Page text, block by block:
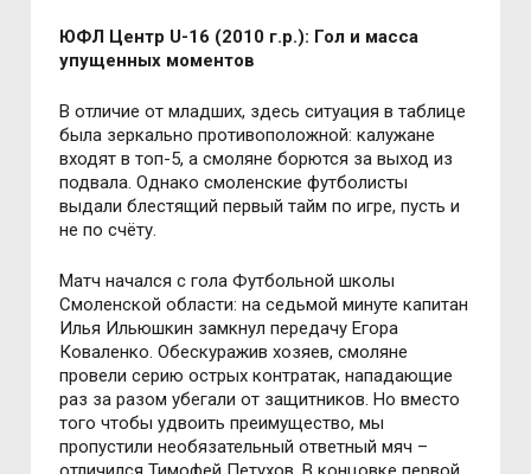
ЮФЛ Центр U-16 (2010 г.р.): Гол и масса
упущенных моментов
В отличие от младших, здесь ситуация в таблице
была зеркально противоположной: калужане
входят в топ-5, а смоляне борются за выход из
подвала. Однако смоленские футболисты
выдали блестящий первый тайм по игре, пусть и
не по счёту.
Матч начался с гола Футбольной школы
Смоленской области: на седьмой минуте капитан
Илья Ильюшкин замкнул передачу Егора
Коваленко. Обескуражив хозяев, смоляне
провели серию острых контратак, нападающие
раз за разом убегали от защитников. Но вместо
того чтобы удвоить преимущество, мы
пропустили необязательный ответный мяч –